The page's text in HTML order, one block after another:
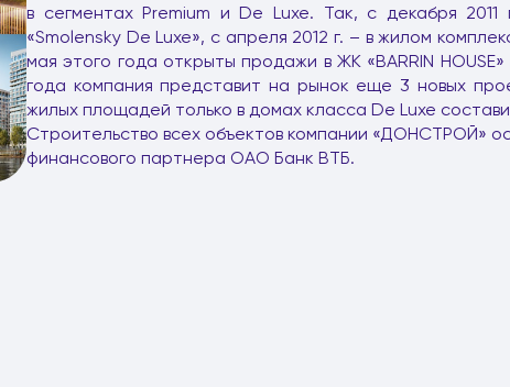
в сегментахPremium иDe Luxe. Так, с декабря
«Smolensky De Luxe», с апреля 2012 г. – в жилом
мая этого года открыты продажи в ЖК «BARRIN HOUSE»
года компания представит на рынок еще 3 новых
жилых площадей только в домах класса De Luxe
Строительство всех объектов компании «ДОНСТРОЙ»
финансового партнера ОАО Банк ВТБ.